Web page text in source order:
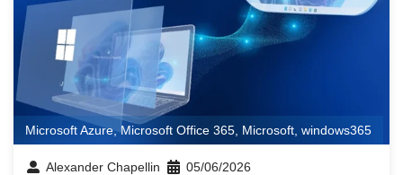
Microsoft Azure,Microsoft Office 365 Microsoft windows365
Alexander Chapellin 05/06/2026